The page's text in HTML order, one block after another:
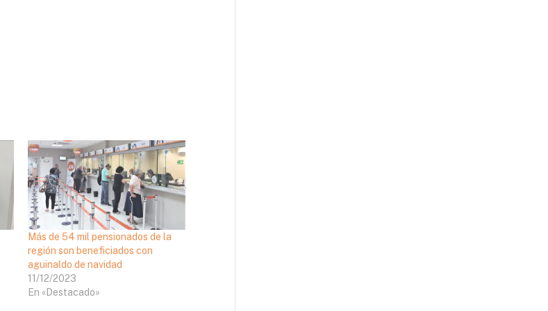
Más de 54 mil pensionados de la
región son beneficiados con
aguinaldo de navidad
11/12/2023
En «Destacado»